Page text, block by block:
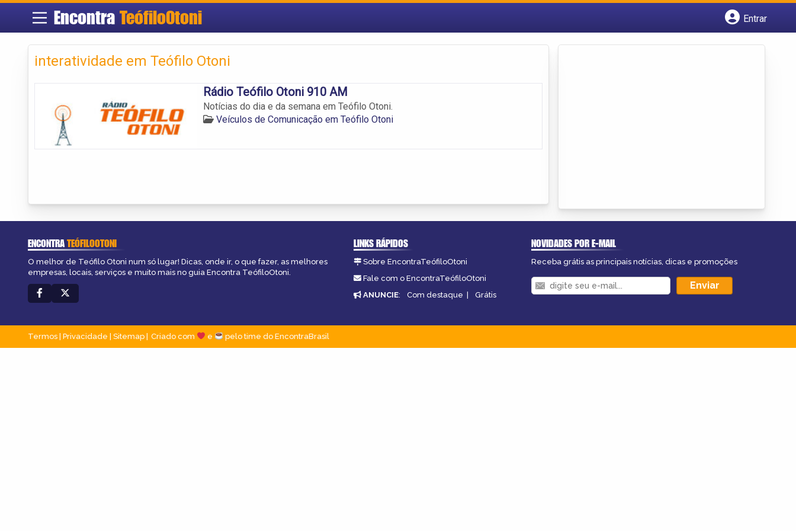
Encontra TeófiloOtoni
Entrar
interatividade em Teófilo Otoni
Rádio Teófilo Otoni 910 AM
Notícias do dia e da semana em Teófilo Otoni.
Veículos de Comunicação em Teófilo Otoni
ENCONTRATEÓFILOOTONI
O melhor de Teófilo Otoni num só lugar! Dicas, onde ir, o que fazer, as melhores
empresas, locais, serviços e muito mais no guia Encontra TeófiloOtoni.
LINKS RÁPIDOS
Sobre EncontraTeófiloOtoni
Fale com o EncontraTeófiloOtoni
ANUNCIE: Com destaque | Grátis
NOVIDADES POR E-MAIL
Receba grátis as principais notícias, dicas e promoções
Termos Privacidade Sitemap Criado com e pelo time do EncontraBrasil